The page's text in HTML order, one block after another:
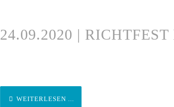
24.09.2020 |
WEITERLESEN ...